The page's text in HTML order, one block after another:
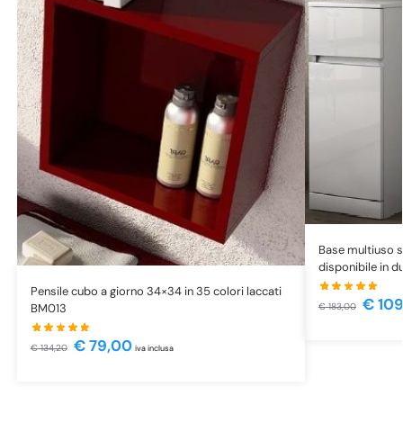
Pensile cubo a giorno 34×34 in 35 colori laccati
BM013
€134,20 €79,00 iva inclusa
Base multiuso
disponibile in
€183,00 €